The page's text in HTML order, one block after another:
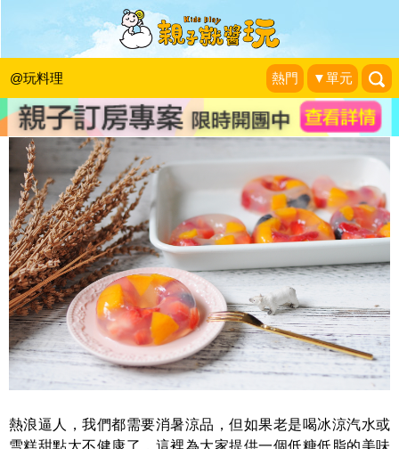
@玩料理 熱門 ▼單元
夏日小涼伴：彩虹水果甜甜圈
早安！晨之美！
熱浪逼人，我們都需要消暑涼品，但如果老是喝冰涼汽水或